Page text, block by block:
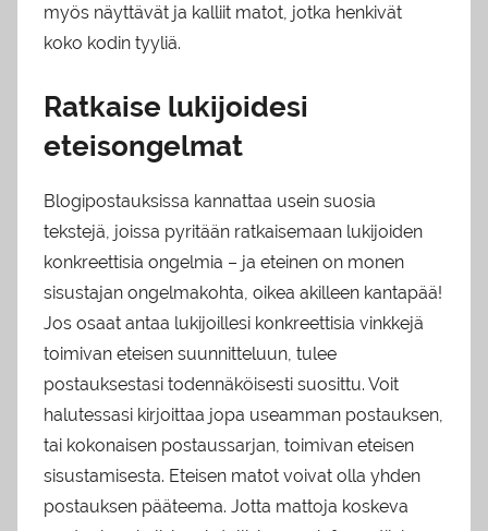
myös näyttävät ja kalliit matot, jotka henkivät
koko kodin tyyliä.
Ratkaise lukijoidesi
eteisongelmat
Blogipostauksissa kannattaa usein suosia
tekstejä, joissa pyritään ratkaisemaan lukijoiden
konkreettisia ongelmia – ja eteinen on monen
sisustajan ongelmakohta, oikea akilleen kantapää!
Jos osaat antaa lukijoillesi konkreettisia vinkkejä
toimivan eteisen suunnitteluun, tulee
postauksestasi todennäköisesti suosittu. Voit
halutessasi kirjoittaa jopa useamman postauksen,
tai kokonaisen postaussarjan, toimivan eteisen
sisustamisesta. Eteisen matot voivat olla yhden
postauksen pääteema. Jotta mattoja koskeva